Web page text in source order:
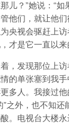
儿？”她说：“如
他们，就让他
央视会驱赶上
才是它一直以来
，发现那位上
的单张塞到我
多人。我接过
”之外，也不知还
。电视台大楼